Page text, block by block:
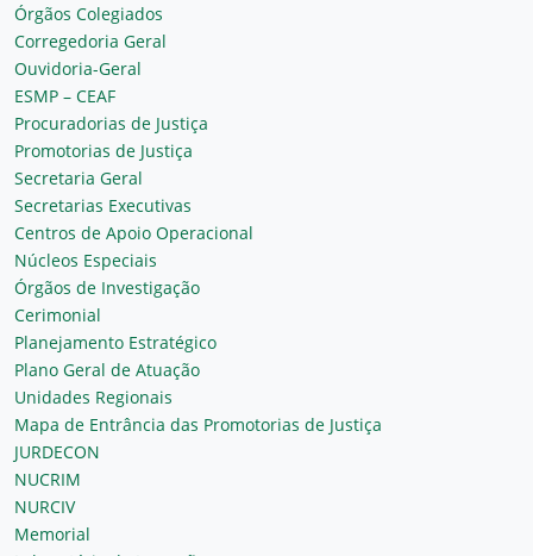
Órgãos Colegiados
Corregedoria Geral
Ouvidoria-Geral
ESMP – CEAF
Procuradorias de Justiça
Promotorias de Justiça
Secretaria Geral
Secretarias Executivas
Centros de Apoio Operacional
Núcleos Especiais
Órgãos de Investigação
Cerimonial
Planejamento Estratégico
Plano Geral de Atuação
Unidades Regionais
Mapa de Entrância das Promotorias de Justiça
JURDECON
NUCRIM
NURCIV
Memorial